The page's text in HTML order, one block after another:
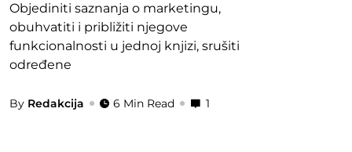
Objediniti saznanja o marketingu,
obuhvatiti i približiti njegove
funkcionalnosti u jednoj knjizi, srušiti
određene
By Redakcija 6 Min Read 1